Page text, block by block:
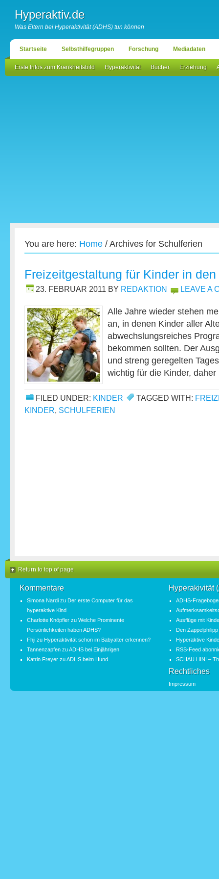
Hyperaktiv.de
Was Eltern bei Hyperaktivität (ADHS) tun können
Startseite Selbsthilfegruppen Forschung Mediadaten
Erste Infos zum Krankheitsbild Hyperaktivität Bücher Erziehung
You are here: Home / Archives for Schulferien
Freizeitgestaltung für Kinder in
23. FEBRUAR 2011 BY REDAKTION LEAVE A
Alle Jahre wieder stehen
an, in denen Kinder aller
abwechslungsreiches
bekommen sollten. Der
und streng geregelten
wichtig für die Kinder,
FILED UNDER: KINDER TAGGED WITH:
KINDER, SCHULFERIEN
Return to top of page
Kommentare
Simona Nardi zu Der erste Computer für das
hyperaktive Kind
Charlotte Knöpfler zu Welche Prominente
Persönlichkeiten haben ADHS?
Fhji zu Hyperaktivität schon im Babyalter erkennen?
Tannenzapfen zuADHS bei Einjährigen
Katrin Freyer zuADHS beim Hund
Hyperakivität
ADHS-
Ausflüge mit
Den
Hyperaktive
RSS-Feed
SCHAU HIN! –
Rechtliches
Impressum